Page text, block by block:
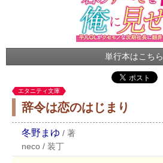
単行本はこちら
エタニティ文庫
辞令は恋のはじまり
冬野まゆ / 著
neco / 装丁